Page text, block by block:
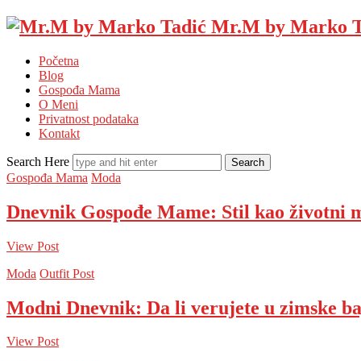
Mr.M by Marko
Početna
Blog
Gospođa Mama
O Meni
Privatnost podataka
Kontakt
Search Here
Gospođa Mama Moda
Dnevnik Gospođe Mame: Stil kao životni
View Post
Moda Outfit Post
Modni Dnevnik: Da li verujete u zimske
View Post